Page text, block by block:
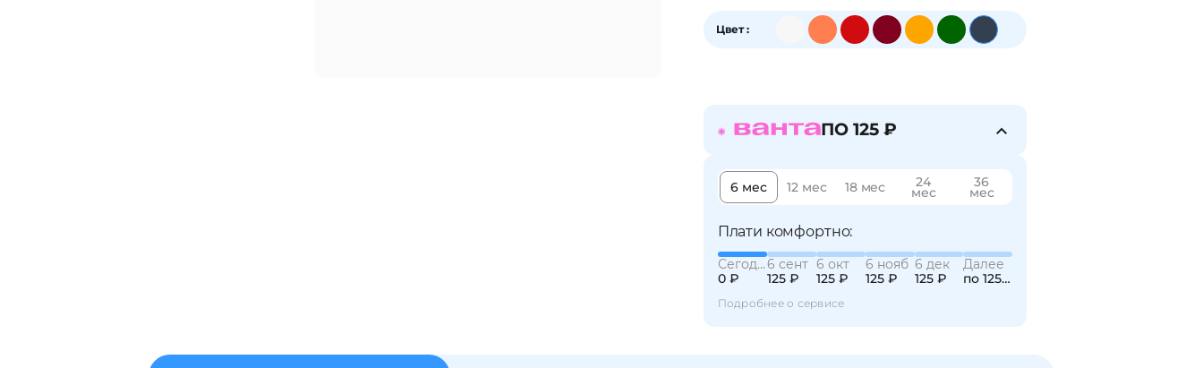
Цвет :
ПО 125 ₽
6 мес 12 мес 18 мес 24
мес
36
мес
Плати комфортно:
Сегодня
0 ₽
6 сент
125 ₽
6 окт
125 ₽
6 нояб
125 ₽
6 дек
125 ₽
Далее
по 125 ₽
Подробнее о сервисе